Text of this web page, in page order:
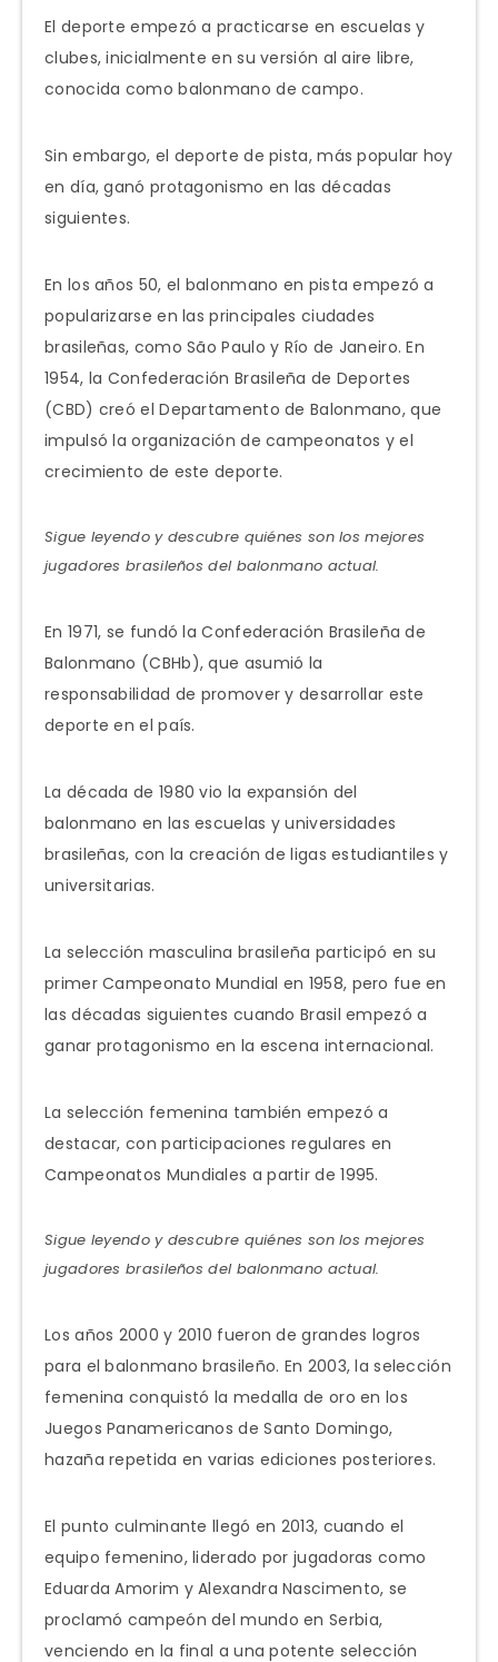
El deporte empezó a practicarse en escuelas y
clubes, inicialmente en su versión al aire libre,
conocida como balonmano de campo.
Sin embargo, el deporte de pista, más popular hoy
en día, ganó protagonismo en las décadas
siguientes.
En los años 50, el balonmano en pista empezó a
popularizarse en las principales ciudades
brasileñas, como São Paulo y Río de Janeiro. En
1954, la Confederación Brasileña de Deportes
(CBD) creó el Departamento de Balonmano, que
impulsó la organización de campeonatos y el
crecimiento de este deporte.
Sigue leyendo y descubre quiénes son los mejores
jugadores brasileños del balonmano actual.
En 1971, se fundó la Confederación Brasileña de
Balonmano (CBHb), que asumió la
responsabilidad de promover y desarrollar este
deporte en el país.
La década de 1980 vio la expansión del
balonmano en las escuelas y universidades
brasileñas, con la creación de ligas estudiantiles y
universitarias.
La selección masculina brasileña participó en su
primer Campeonato Mundial en 1958, pero fue en
las décadas siguientes cuando Brasil empezó a
ganar protagonismo en la escena internacional.
La selección femenina también empezó a
destacar, con participaciones regulares en
Campeonatos Mundiales a partir de 1995.
Sigue leyendo y descubre quiénes son los mejores
jugadores brasileños del balonmano actual.
Los años 2000 y 2010 fueron de grandes logros
para el balonmano brasileño. En 2003, la selección
femenina conquistó la medalla de oro en los
Juegos Panamericanos de Santo Domingo,
hazaña repetida en varias ediciones posteriores.
El punto culminante llegó en 2013, cuando el
equipo femenino, liderado por jugadoras como
Eduarda Amorim y Alexandra Nascimento, se
proclamó campeón del mundo en Serbia,
venciendo en la final a una potente selección